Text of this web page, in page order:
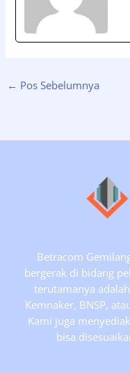
← Pos Sebelumnya
Betracom
bergerak di bidang
terutamanya
Kemnaker, BNSP,
Kami juga
bisa